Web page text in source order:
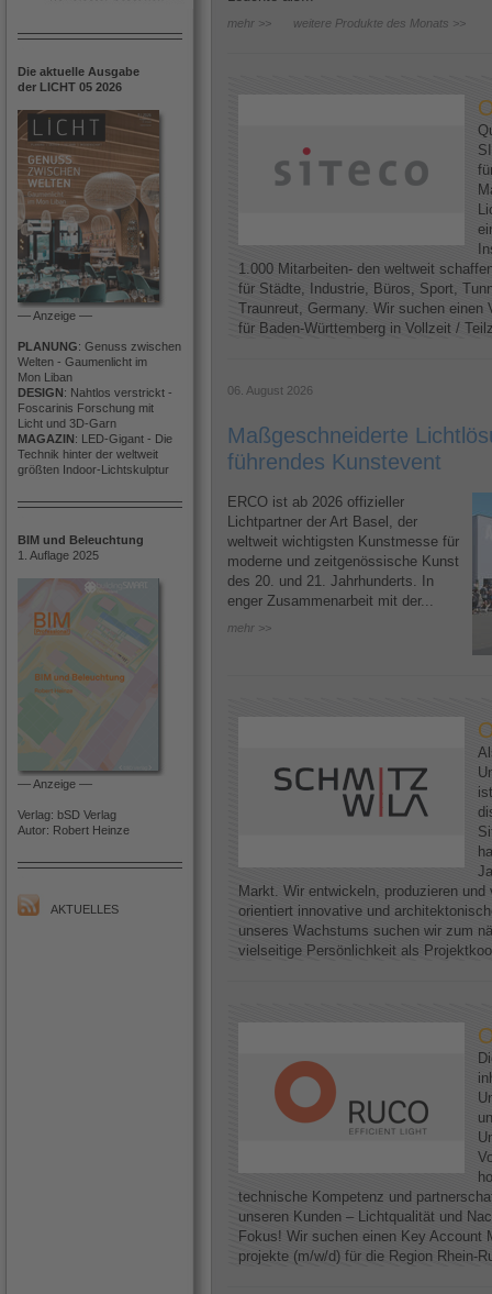
Die aktuelle Ausgabe
der LICHT 05 2026
–– Anzeige ––
PLANUNG: Genuss zwischen
Welten - Gaumenlicht im
Mon Liban
DESIGN: Nahtlos verstrickt -
Foscarinis Forschung mit
Licht und 3D-Garn
MAGAZIN: LED-Gigant - Die
Technik hinter der weltweit
größten Indoor-Lichtskulptur
BIM und Beleuchtung
1. Auflage 2025
–– Anzeige ––
Verlag: bSD Verlag
Autor: Robert Heinze
AKTUELLES
mehr >> weitere Produkte des Monats >>
1.000 Mitarbeiten- den weltweit
für Städte, Industrie, Büros, Sport,
Traunreut, Germany. Wir suchen einen
für Baden-Württemberg in Vollzeit /
06. August 2026
Maßgeschneiderte
führendes Kunstevent
ERCO ist ab 2026 offizieller
Lichtpartner der Art Basel, der
weltweit wichtigsten Kunstmesse für
moderne und zeitgenössische Kunst
des 20. und 21. Jahrhunderts. In
enger Zusammenarbeit mit der...
mehr >>
Markt. Wir entwickeln, produzieren
orientiert innovative und
unseres Wachstums suchen wir zum
vielseitige Persönlichkeit als
technische Kompetenz und
unseren Kunden – Lichtqualität und
Fokus! Wir suchen einen Key Account
projekte (m/w/d) für die Region Rhein-